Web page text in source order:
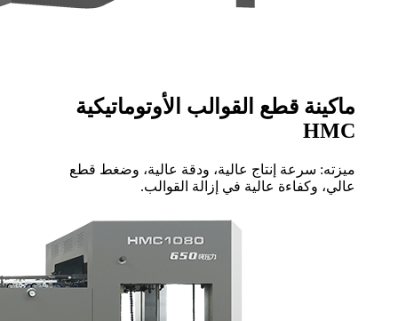
ماكينة قطع القوالب الأوتوماتيكية
HMC
ميزته: سرعة إنتاج عالية، ودقة عالية، وضغط قطع
عالي، وكفاءة عالية في إزالة القوالب.